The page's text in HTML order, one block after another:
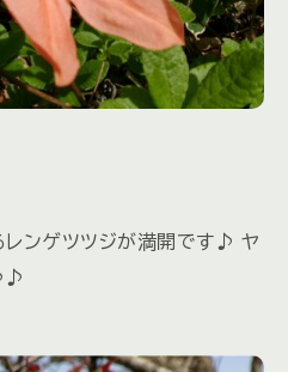
レンゲツツジが満開です♪ ヤ